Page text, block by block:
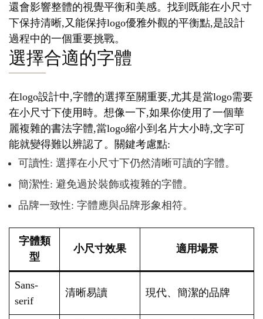
還會影響整體的視覺平衡和美感。找到既能在小尺寸
下保持清晰,又能保持logo優雅外觀的平衡點,是設計
過程中的一個重要挑戰。
選擇合適的字體
在logo設計中,字體的選擇至關重要,尤其是當logo需要
在小尺寸下使用時。想像一下,如果你使用了一個華
麗複雜的書法字體,當logo縮小到名片大小時,文字可
能就變得難以辨認了。關鍵考慮點:
可讀性: 選擇在小尺寸下仍然清晰可讀的字體。
簡潔性: 避免過於裝飾或複雜的字體。
品牌一致性: 字體應與品牌形象相符。
字體類
型
小尺寸效果 適用場景
Sans-
serif
清晰易讀 現代、簡潔的品牌